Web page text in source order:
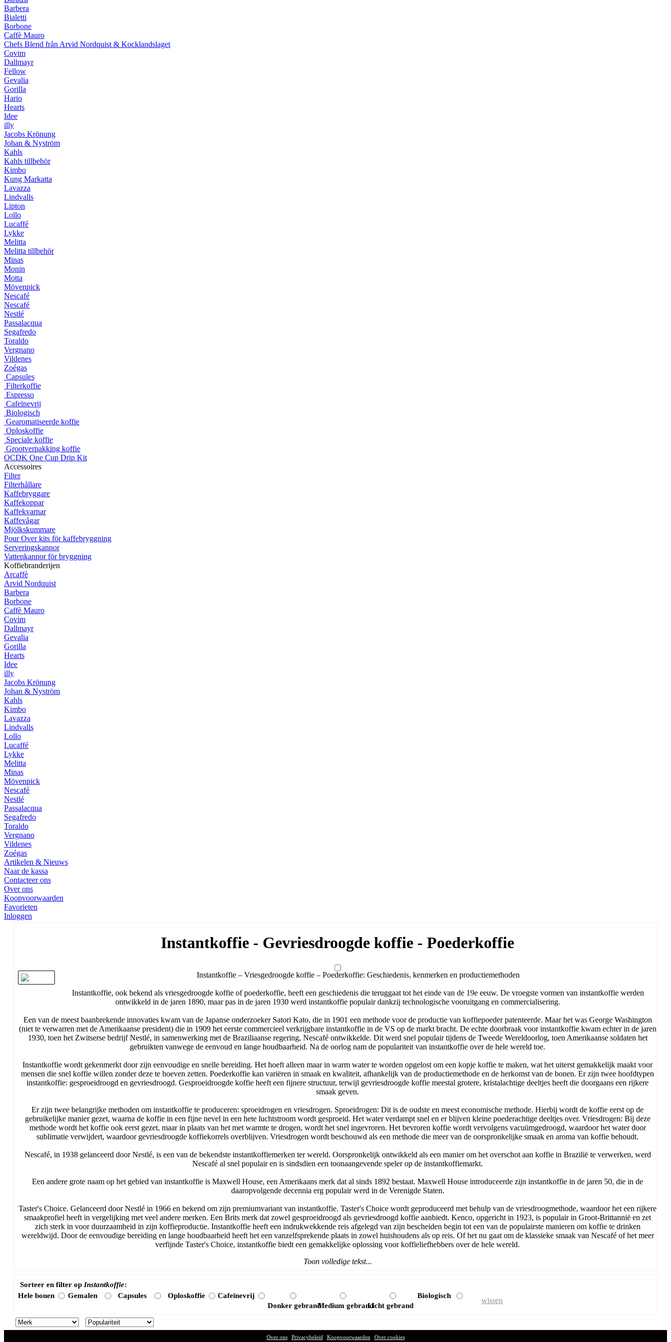
Barbera
Bialetti
Borbone
Caffè Mauro
Chefs Blend från Arvid Nordquist & Kocklandslaget
Covim
Dallmayr
Fellow
Gevalia
Gorilla
Hario
Hearts
Idee
illy
Jacobs Krönung
Johan & Nyström
Kahls
Kahls tillbehör
Kimbo
Kung Markatta
Lavazza
Lindvalls
Lipton
Lollo
Lucaffé
Lykke
Melitta
Melitta tillbehör
Minas
Monin
Motta
Mövenpick
Nescafé
Nescafé
Nestlé
Passalacqua
Segafredo
Toraldo
Vergnano
Vildenes
Zoégas
Capsules
Filterkoffie
Espresso
Cafeïnevrij
Biologisch
Gearomatiseerde koffie
Oploskoffie
Speciale koffie
Grootverpakking koffie
OCDK One Cup Drip Kit
Accessoires
Filter
Filterhållare
Kaffebryggare
Kaffekoppar
Kaffekvarnar
Kaffevågar
Mjölkskummare
Pour Over kits för kaffebryggning
Serveringskannor
Vattenkannor för bryggning
Koffiebranderijen
Arcaffè
Arvid Nordquist
Barbera
Borbone
Caffè Mauro
Covim
Dallmayr
Gevalia
Gorilla
Hearts
Idee
illy
Jacobs Krönung
Johan & Nyström
Kahls
Kimbo
Lavazza
Lindvalls
Lollo
Lucaffé
Lykke
Melitta
Minas
Mövenpick
Nescafé
Nestlé
Passalacqua
Segafredo
Toraldo
Vergnano
Vildenes
Zoégas
Artikelen & Nieuws
Naar de kassa
Contacteer ons
Over ons
Koopvoorwaarden
Favorieten
Inloggen
Instantkoffie - Gevriesdroogde koffie - Poederkoffie
Instantkoffie – Vriesgedroogde koffie – Poederkoffie: Geschiedenis, kenmerken en productiemethoden
Instantkoffie, ook bekend als vriesgedroogde koffie of poederkoffie, heeft een geschiedenis die teruggaat tot het einde van de 19e eeuw. De vroegste vormen van instantkoffie werden
ontwikkeld in de jaren 1890, maar pas in de jaren 1930 werd instantkoffie populair dankzij technologische vooruitgang en commercialisering.
Een van de meest baanbrekende innovaties kwam van de Japanse onderzoeker Satori Kato, die in 1901 een methode voor de productie van koffiepoeder patenteerde. Maar het was George Washington
(niet te verwarren met de Amerikaanse president) die in 1909 het eerste commercieel verkrijgbare instantkoffie in de VS op de markt bracht. De echte doorbraak voor instantkoffie kwam echter in de jaren
1930, toen het Zwitserse bedrijf Nestlé, in samenwerking met de Braziliaanse regering, Nescafé ontwikkelde. Dit werd snel populair tijdens de Tweede Wereldoorlog, toen Amerikaanse soldaten het
gebruikten vanwege de eenvoud en lange houdbaarheid. Na de oorlog nam de populariteit van instantkoffie over de hele wereld toe.
Instantkoffie wordt gekenmerkt door zijn eenvoudige en snelle bereiding. Het hoeft alleen maar in warm water te worden opgelost om een kopje koffie te maken, wat het uiterst gemakkelijk maakt voor
mensen die snel koffie willen zonder deze te hoeven zetten. Poederkoffie kan variëren in smaak en kwaliteit, afhankelijk van de productiemethode en de herkomst van de bonen. Er zijn twee hoofdtypen
instantkoffie: gesproeidroogd en gevriesdroogd. Gesproeidroogde koffie heeft een fijnere structuur, terwijl gevriesdroogde koffie meestal grotere, kristalachtige deeltjes heeft die doorgaans een rijkere
smaak geven.
Er zijn twee belangrijke methoden om instantkoffie te produceren: sproeidrogen en vriesdrogen. Sproeidrogen: Dit is de oudste en meest economische methode. Hierbij wordt de koffie eerst op de
gebruikelijke manier gezet, waarna de koffie in een fijne nevel in een hete luchtstroom wordt gesproeid. Het water verdampt snel en er blijven kleine poederachtige deeltjes over. Vriesdrogen: Bij deze
methode wordt het koffie ook eerst gezet, maar in plaats van het met warmte te drogen, wordt het snel ingevroren. Het bevroren koffie wordt vervolgens vacuümgedroogd, waardoor het water door
sublimatie verwijdert, waardoor gevriesdroogde koffiekorrels overblijven. Vriesdrogen wordt beschouwd als een methode die meer van de oorspronkelijke smaak en aroma van koffie behoudt.
Nescafé, in 1938 gelanceerd door Nestlé, is een van de bekendste instantkoffiemerken ter wereld. Oorspronkelijk ontwikkeld als een manier om het overschot aan koffie in Brazilië te verwerken, werd
Nescafé al snel populair en is sindsdien een toonaangevende speler op de instantkoffiemarkt.
Een andere grote naam op het gebied van instantkoffie is Maxwell House, een Amerikaans merk dat al sinds 1892 bestaat. Maxwell House introduceerde zijn instantkoffie in de jaren 50, die in de
daaropvolgende decennia erg populair werd in de Verenigde Staten.
Taster's Choice. Gelanceerd door Nestlé in 1966 en bekend om zijn premiumvariant van instantkoffie. Taster's Choice wordt geproduceerd met behulp van de vriesdroogmethode, waardoor het een rijkere
smaakprofiel heeft in vergelijking met veel andere merken. Een Brits merk dat zowel gesproeidroogd als gevriesdroogd koffie aanbiedt. Kenco, opgericht in 1923, is populair in Groot-Brittannië en zet
zich sterk in voor duurzaamheid in zijn koffieproductie. Instantkoffie heeft een indrukwekkende reis afgelegd van zijn bescheiden begin tot een van de populairste manieren om koffie te drinken
wereldwijd. Door de eenvoudige bereiding en lange houdbaarheid heeft het een vanzelfsprekende plaats in zowel huishoudens als op reis. Of het nu gaat om de klassieke smaak van Nescafé of het meer
verfijnde Taster's Choice, instantkoffie biedt een gemakkelijke oplossing voor koffieliefhebbers over de hele wereld.
Toon volledige tekst...
Sorteer en filter op Instantkoffie:
Hele bonen
Gemalen Capsules Oploskoffie
Cafeïnevrij
Donker gebrandMedium gebrandLicht gebrand
Biologisch
wissen
Over ons| Privacybeleid Koopvoorwaarden Over cookies